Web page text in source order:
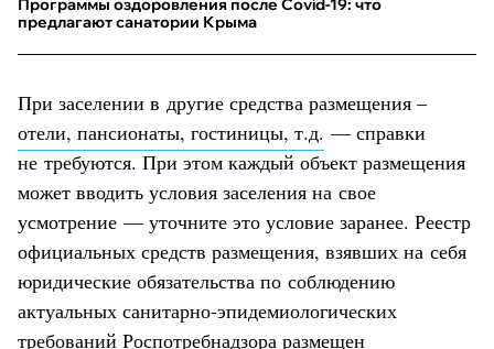
Программы оздоровления после Covid-19: что
предлагают санатории Крыма
При заселении в другие средства размещения –
отели, пансионаты, гостиницы, т.д. — справки
не требуются. При этом каждый объект размещения
может вводить условия заселения на свое
усмотрение — уточните это условие заранее. Реестр
официальных средств размещения, взявших на себя
юридические обязательства по соблюдению
актуальных санитарно-эпидемиологических
требований Роспотребнадзора размещен